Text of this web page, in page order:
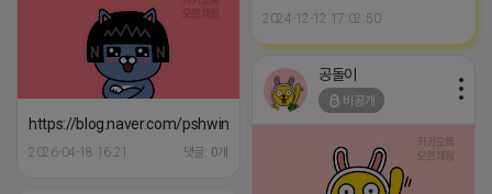
2024-12-12 17:02:50
https://blog.naver.com/pshwin2/224085169473
2026-04-18 16:21 댓글: 0개
공돌이
비공개